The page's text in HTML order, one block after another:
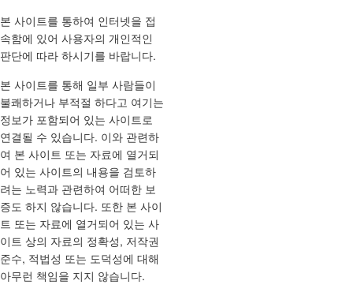
본 사이트를 통하여 인터넷을 접
속함에 있어 사용자의 개인적인
판단에 따라 하시기를 바랍니다.
본 사이트를 통해 일부 사람들이
불쾌하거나 부적절 하다고 여기는
정보가 포함되어 있는 사이트로
연결될 수 있습니다. 이와 관련하
여 본 사이트 또는 자료에 열거되
어 있는 사이트의 내용을 검토하
려는 노력과 관련하여 어떠한 보
증도 하지 않습니다. 또한 본 사이
트 또는 자료에 열거되어 있는 사
이트 상의 자료의 정확성, 저작권
준수, 적법성 또는 도덕성에 대해
아무런 책임을 지지 않습니다.